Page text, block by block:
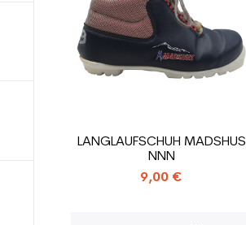
LANGLAUFSCHUH MADSHUS
NNN
9,00 €